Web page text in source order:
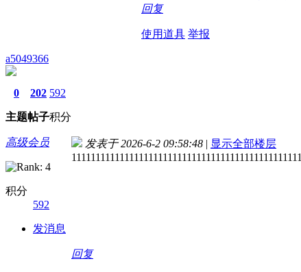
回复
使用道具 举报
a5049366
0
主题
202
帖子
592
积分
高级会员
积分
592
发消息
发表于 2026-6-2 09:58:48 | 显示全部楼层
111111111111111111111111111111111111111111111111
回复